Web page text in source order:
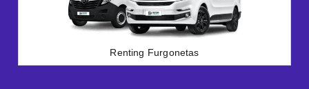
Renting Furgonetas